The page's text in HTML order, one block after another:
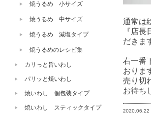
通常は
『店
だきま
右一番
おりま
売り切
お待ち
2020.06.22
焼うるめ 小サイズ
焼うるめ 中サイズ
焼うるめ 減塩タイプ
焼うるめのレシピ集
カリっと旨いわし
パリッと焼いわし
焼いわし 個包装タイプ
焼いわし スティックタイプ